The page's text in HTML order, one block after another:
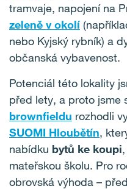
tramvaje, napojení na
zeleně v okolí
nebo Kyjský rybník) a
občanská vybavenost.
Potenciál této lokality
před lety, a proto jsme
brownfieldu rozhodli
SUOMI Hloubětín,
nabídku bytů ke koupi
mateřskou školu. Pro
obrovská výhoda –